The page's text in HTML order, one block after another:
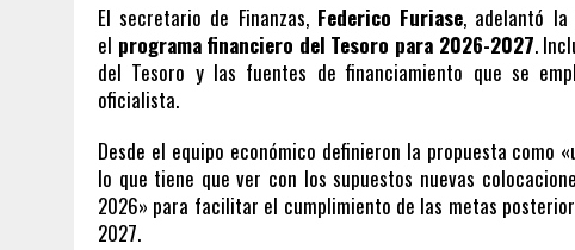
El secretario de Finanzas, Federico Furiase, adelantó
el programa financiero del Tesoro para 2026-2027.
del Tesoro y las fuentes de financiamiento que se
oficialista.
Desde el equipo económico definieron la propuesta como
lo que tiene que ver con los supuestos nuevas
2026» para facilitar el cumplimiento de las metas
2027.